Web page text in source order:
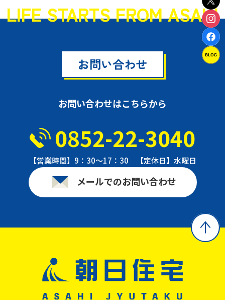
LIFE STARTS FROM ASAHI
お問い合わせ
お問い合わせはこちらから
0852-22-3040
【営業時間】9：30〜17：30 【定休日】水曜日
メールでのお問い合わせ